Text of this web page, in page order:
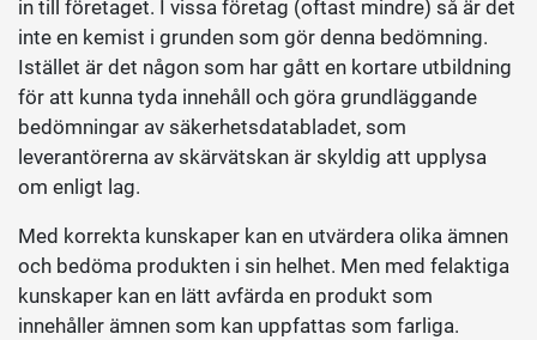
in till företaget. I vissa företag (oftast mindre) så är det
inte en kemist i grunden som gör denna bedömning.
Istället är det någon som har gått en kortare utbildning
för att kunna tyda innehåll och göra grundläggande
bedömningar av säkerhetsdatabladet, som
leverantörerna av skärvätskan är skyldig att upplysa
om enligt lag.
Med korrekta kunskaper kan en utvärdera olika ämnen
och bedöma produkten i sin helhet. Men med felaktiga
kunskaper kan en lätt avfärda en produkt som
innehåller ämnen som kan uppfattas som farliga.